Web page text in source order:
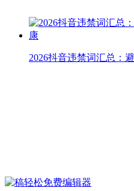
2026抖音违禁词汇总：